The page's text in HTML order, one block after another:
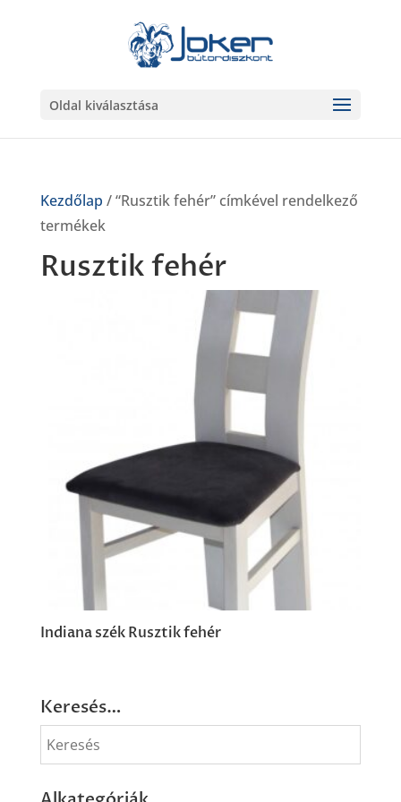
Oldal kiválasztása
Kezdőlap / “Rusztik fehér” címkével rendelkező
termékek
Rusztik fehér
Indiana szék Rusztik fehér
Keresés…